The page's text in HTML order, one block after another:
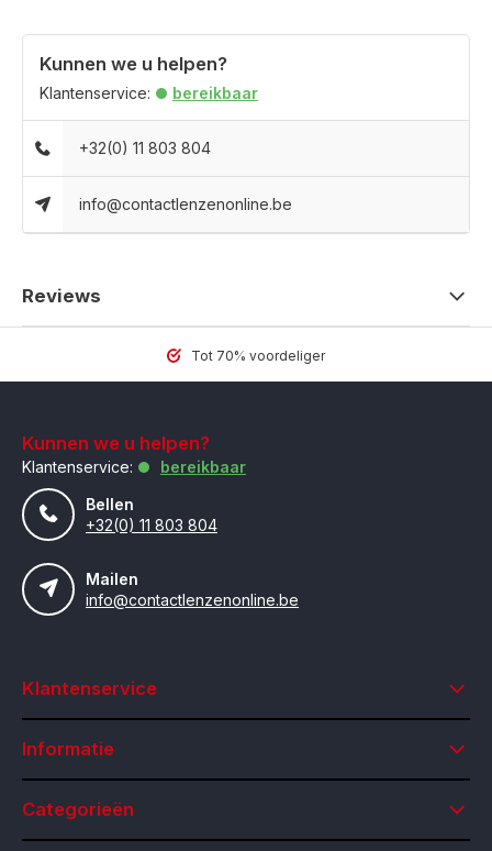
Kunnen we u helpen?
Klantenservice: bereikbaar
+32(0) 11 803 804
info@contactlenzenonline.be
Reviews
Tot 70% voordeliger
Kunnen we u helpen?
Klantenservice:
bereikbaar
Bellen
+32(0) 11 803 804
Mailen
info@contactlenzenonline.be
Klantenservice
Informatie
Categorieën